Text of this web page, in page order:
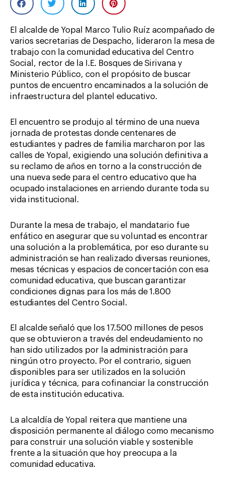
El alcalde de Yopal Marco Tulio Ruíz acompañado de
varios secretarias de Despacho, lideraron la mesa de
trabajo con la comunidad educativa del Centro
Social, rector de la I.E. Bosques de Sirivana y
Ministerio Público, con el propósito de buscar
puntos de encuentro encaminados a la solución de
infraestructura del plantel educativo.
El encuentro se produjo al término de una nueva
jornada de protestas donde centenares de
estudiantes y padres de familia marcharon por las
calles de Yopal, exigiendo una solución definitiva a
su reclamo de años en torno a la construcción de
una nueva sede para el centro educativo que ha
ocupado instalaciones en arriendo durante toda su
vida institucional.
Durante la mesa de trabajo, el mandatario fue
enfático en asegurar que su voluntad es encontrar
una solución a la problemática, por eso durante su
administración se han realizado diversas reuniones,
mesas técnicas y espacios de concertación con esa
comunidad educativa, que buscan garantizar
condiciones dignas para los más de 1.800
estudiantes del Centro Social.
El alcalde señaló que los 17.500 millones de pesos
que se obtuvieron a través del endeudamiento no
han sido utilizados por la administración para
ningún otro proyecto. Por el contrario, siguen
disponibles para ser utilizados en la solución
jurídica y técnica, para cofinanciar la construcción
de esta institución educativa.
La alcaldía de Yopal reitera que mantiene una
disposición permanente al diálogo como mecanismo
para construir una solución viable y sostenible
frente a la situación que hoy preocupa a la
comunidad educativa.